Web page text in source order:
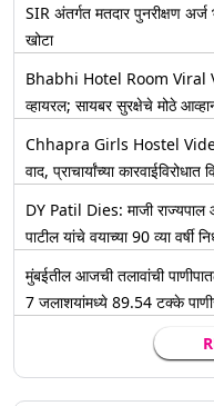
SIR अंतर्गत मतदार पुनरीक्षण
खोटा
Bhabhi Hotel Room Viral
व्हायरल; सायबर सुरक्षेचे मोठे
Chhapra Girls Hostel Video:
वाद, प्राचार्यांच्या कारवाईविरोधात
DY Patil Dies: माजी राज्यपाल
पाटील यांचे वयाच्या 90 व्या वर्षी
मुंबईतील आजची तलावांची
7 जलाशयांमध्ये 89.54 टक्के